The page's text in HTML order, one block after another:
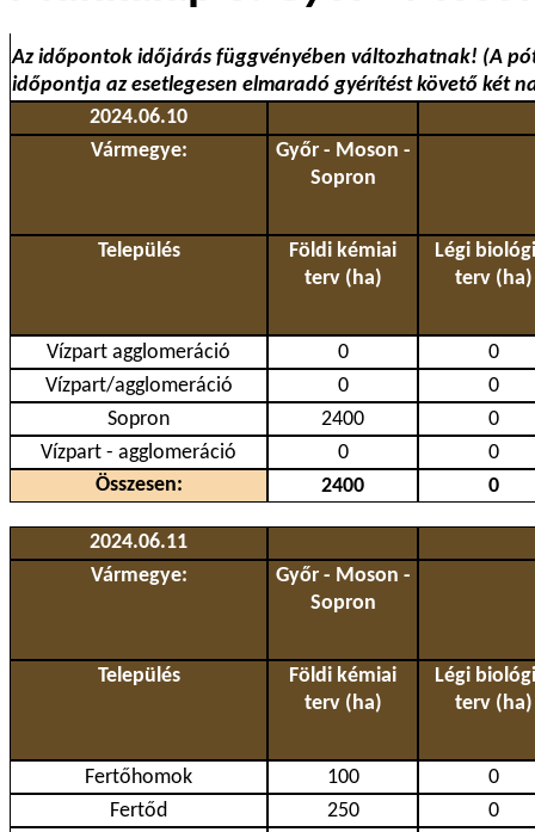
Az időpontok időjárás függvényében változhatnak! (A
időpontja az esetlegesen elmaradó gyérítést követő két
2024.06.10
Vármegye:
Győr - Moson -
Sopron
Település
Földi kémiai
terv (ha)
Légi
terv (ha)
Vízpart agglomeráció 0
0
Vízpart/agglomeráció
0
0
Sopron
2400
0
Vízpart - agglomeráció
0
0
Összesen:
2400 0
2024.06.11
Vármegye:
Győr - Moson -
Sopron
Település
Földi kémiai
terv (ha)
Légi
terv (ha)
Fertőhomok 100
0
Fertőd
250
0